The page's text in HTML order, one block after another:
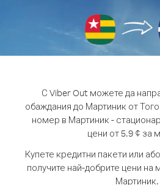
С Viber Out можете да
обаждания до Мартиник от
номер в Мартиник -
цени от 5.9 ¢ за
Купете кредитни пакети или
получите най-добрите цени на
Мартиник.